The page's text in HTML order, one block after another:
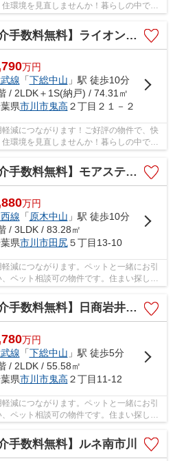
環境を見直しませんか！暮らしの中で
数料無料】ライオンズマンション市川第２
万円
線 「下総中山 」駅 徒歩10分
/ 2LDK＋1S(納戸) / 74.31㎡
県市川市鬼高 ２丁目２１－２
減につながります！ご好評の物件で、快
環境を見直しませんか！暮らしの中で
手数料無料】モアステージ市川
万円
線 「 原木中山 」駅 徒歩10分
/ 3LDK / 83.28㎡
県市川市田尻５丁目13-10
減につながります。ペットと一緒にお引
ペット相談可の物件です。住まい探しで
れだけあなたの...
数料無料】日商岩井中山マンション
万円
線 「下総中山 」駅 徒歩5分
/ 2LDK / 55.58㎡
県市川市鬼高 ２丁目11-12
減につながります。ペットと一緒にお引
ペット相談可の物件です。住まい探しで
手数料無料】ルネ南市川